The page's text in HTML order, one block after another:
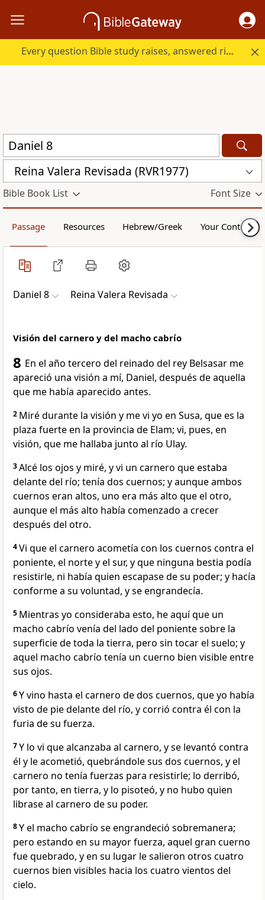
Every question Bible study raises, answered right here.
Reina Valera Revisada (RVR1977)
Bible Book List Font Size
Passage Resources Hebrew/Greek Your Content
Daniel 8 Reina Valera Revisada
Visión del carnero y del macho cabrío
8 En el año tercero del reinado del rey Belsasar me
apareció una visión a mí, Daniel, después de aquella
que me había aparecido antes.
2 Miré durante la visión y me vi yo en Susa, que es la
plaza fuerte en la provincia de Elam; vi, pues, en
visión, que me hallaba junto al río Ulay.
3Alcé los ojos y miré, y vi un carnero que estaba
delante del río; tenía dos cuernos; y aunque ambos
cuernos eran altos, uno era más alto que el otro,
aunque el más alto había comenzado a crecer
después del otro.
4Vi que el carnero acometía con los cuernos contra el
poniente, el norte y el sur, y que ninguna bestia podía
resistirle, ni había quien escapase de su poder; y hacía
conforme a su voluntad, y se engrandecía.
5 Mientras yo consideraba esto, he aquí que un
macho cabrío venía del lado del poniente sobre la
superficie de toda la tierra, pero sin tocar el suelo; y
aquel macho cabrío tenía un cuerno bien visible entre
sus ojos.
6Y vino hasta el carnero de dos cuernos, que yo había
visto de pie delante del río, y corrió contra él con la
furia de su fuerza.
7Y lo vi que alcanzaba al carnero, y se levantó contra
él y le acometió, quebrándole sus dos cuernos, y el
carnero no tenía fuerzas para resistirle; lo derribó,
por tanto, en tierra, y lo pisoteó, y no hubo quien
librase al carnero de su poder.
8Y el macho cabrío se engrandeció sobremanera;
pero estando en su mayor fuerza, aquel gran cuerno
fue quebrado, y en su lugar le salieron otros cuatro
cuernos bien visibles hacia los cuatro vientos del
cielo.